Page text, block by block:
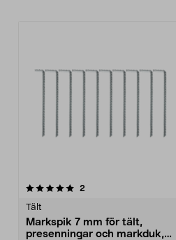
2
Tält
Markspik 7 mm för tält,
presenningar och markduk,